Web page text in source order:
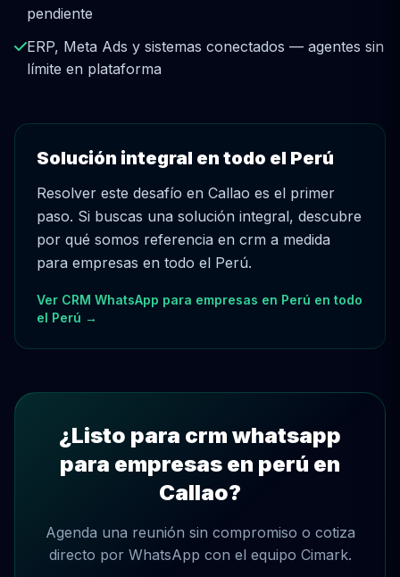
pendiente
ERP, Meta Ads y sistemas conectados — agentes sin
límite en plataforma
Solución integral en todo el Perú
Resolver este desafío en Callao es el primer
paso. Si buscas una solución integral, descubre
por qué somos referencia en crm a medida
para empresas en todo el Perú.
Ver CRM WhatsApp para empresas en Perú en todo
el Perú →
¿Listo para crm whatsapp
para empresas en perú en
Callao?
Agenda una reunión sin compromiso o cotiza
directo por WhatsApp con el equipo Cimark.